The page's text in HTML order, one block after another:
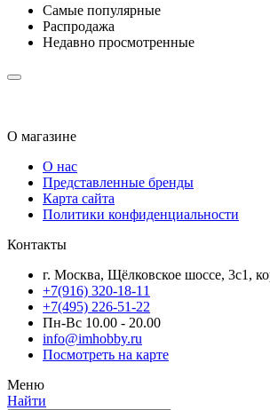
Самые популярные
Распродажа
Недавно просмотренные
О магазине
О нас
Представленные бренды
Карта сайта
Политики конфиденциальности
Контакты
г. Москва, Щёлковское шоссе, 3с1,
+7(916) 320-18-11
+7(495) 226-51-22
Пн-Вс 10.00 - 20.00
info@imhobby.ru
Посмотреть на карте
Меню
Найти